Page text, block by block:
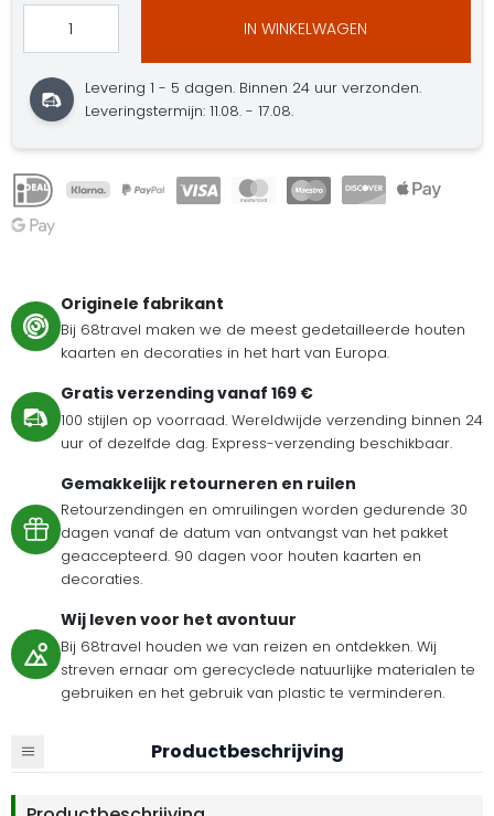
IN WINKELWAGEN
Levering 1 - 5 dagen. Binnen 24 uur verzonden.
Leveringstermijn: 11.08. - 17.08.
Originele fabrikant
Bij 68travel maken we de meest gedetailleerde houten
kaarten en decoraties in het hart van Europa.
Gratis verzending vanaf 169 €
100 stijlen op voorraad. Wereldwijde verzending binnen 24
uur of dezelfde dag. Express-verzending beschikbaar.
Gemakkelijk retourneren en ruilen
Retourzendingen en omruilingen worden gedurende 30
dagen vanaf de datum van ontvangst van het pakket
geaccepteerd. 90 dagen voor houten kaarten en
decoraties.
Wij leven voor het avontuur
Bij 68travel houden we van reizen en ontdekken. Wij
streven ernaar om gerecyclede natuurlijke materialen te
gebruiken en het gebruik van plastic te verminderen.
Productbeschrijving